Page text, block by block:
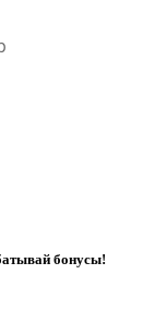
бонусы!